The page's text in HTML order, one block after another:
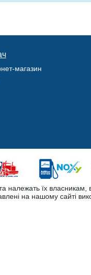
магазин
належать їх
на нашому сайті